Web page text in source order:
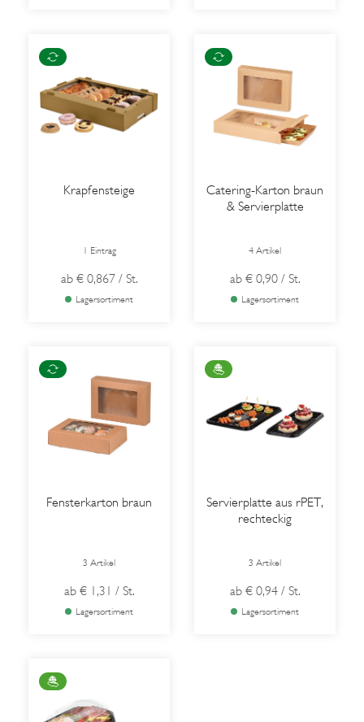
Krapfensteige
1 Eintrag
ab € 0,867 / St.
Lagersortiment
Catering-Karton braun
& Servierplatte
4 Artikel
ab € 0,90 / St.
Lagersortiment
Fensterkarton braun
3 Artikel
ab € 1,31 / St.
Lagersortiment
Servierplatte aus rPET,
rechteckig
3 Artikel
ab € 0,94 / St.
Lagersortiment